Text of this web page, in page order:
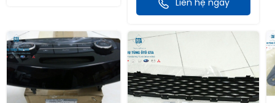
Liên hệ ngay